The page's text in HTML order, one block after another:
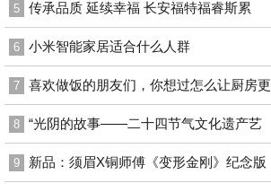
5 传承品质 延续幸福 长安福特福睿斯累
6 小米智能家居适合什么人群
7 喜欢做饭的朋友们，你想过怎么让厨房更
8 “光阴的故事——二十四节气文化遗产艺
9 新品：须眉X铜师傅《变形金刚》纪念版